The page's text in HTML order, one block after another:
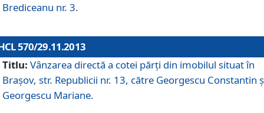
Brediceanu nr. 3.
570/29.11.2013
Titlu: Vânzarea directă a cotei părţi din imobilul situat în
Braşov, str. Republicii nr. 13, către Georgescu Constantin
Georgescu Mariane.